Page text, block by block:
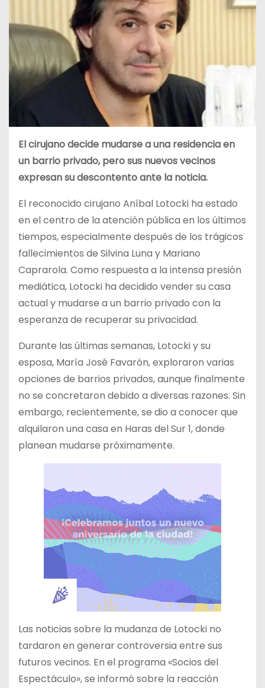
El cirujano decide mudarse a una residencia en
un barrio privado, pero sus nuevos vecinos
expresan su descontento ante la noticia.
El reconocido cirujano Aníbal Lotocki ha estado
en el centro de la atención pública en los últimos
tiempos, especialmente después de los trágicos
fallecimientos de Silvina Luna y Mariano
Caprarola. Como respuesta a la intensa presión
mediática, Lotocki ha decidido vender su casa
actual y mudarse a un barrio privado con la
esperanza de recuperar su privacidad.
Durante las últimas semanas, Lotocki y su
esposa, María José Favarón, exploraron varias
opciones de barrios privados, aunque finalmente
no se concretaron debido a diversas razones. Sin
embargo, recientemente, se dio a conocer que
alquilaron una casa en Haras del Sur 1, donde
planean mudarse próximamente.
Las noticias sobre la mudanza de Lotocki no
tardaron en generar controversia entre sus
futuros vecinos. En el programa «Socios del
Espectáculo», se informó sobre la reacción